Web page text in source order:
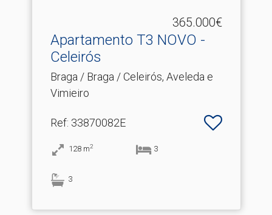
365.000€
Apartamento T3 NOVO -
Celeirós
Braga / Braga / Celeirós, Aveleda e
Vimieiro
Ref: 33870082E
128 m2 3
3